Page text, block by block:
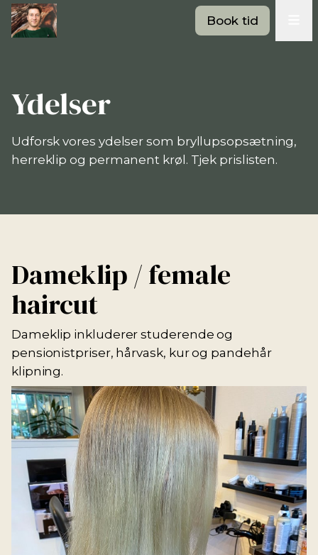
Book tid
Ydelser
Udforsk vores ydelser som bryllupsopsætning,
herreklip og permanent krøl. Tjek prislisten.
Dameklip / female
haircut
Dameklip inkluderer studerende og
pensionistpriser, hårvask, kur og pandehår
klipning.